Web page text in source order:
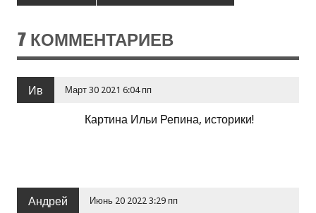
7 КОММЕНТАРИЕВ
Ив Март 30 2021 6:04 пп
Картина Ильи Репина, историки!
Андрей Июнь 20 2022 3:29 пп